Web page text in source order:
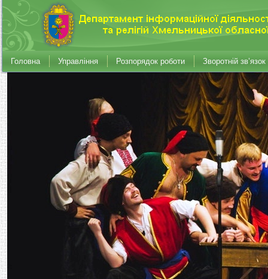
Головна Управління Розпорядок роботи Зворотній зв’язок